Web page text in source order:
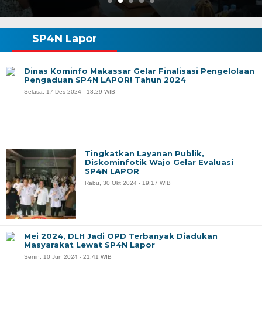
SP4N Lapor
Dinas Kominfo Makassar Gelar Finalisasi Pengelolaan
Pengaduan SP4N LAPOR! Tahun 2024
Selasa, 17 Des 2024 - 18:29 WIB
Tingkatkan Layanan Publik,
Diskominfotik Wajo Gelar Evaluasi
SP4N LAPOR
Rabu, 30 Okt 2024 - 19:17 WIB
Mei 2024, DLH Jadi OPD Terbanyak Diadukan
Masyarakat Lewat SP4N Lapor
Senin, 10 Jun 2024 - 21:41 WIB